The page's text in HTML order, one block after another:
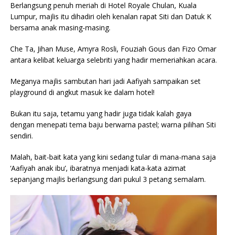
Berlangsung penuh meriah di Hotel Royale Chulan, Kuala
Lumpur, majlis itu dihadiri oleh kenalan rapat Siti dan Datuk K
bersama anak masing-masing.
Che Ta, Jihan Muse, Amyra Rosli, Fouziah Gous dan Fizo Omar
antara kelibat keluarga selebriti yang hadir memeriahkan acara.
Meganya majlis sambutan hari jadi Aafiyah sampaikan set
playground di angkut masuk ke dalam hotel!
Bukan itu saja, tetamu yang hadir juga tidak kalah gaya
dengan menepati tema baju berwarna pastel; warna pilihan Siti
sendiri.
Malah, bait-bait kata yang kini sedang tular di mana-mana saja
‘Aafiyah anak ibu’, ibaratnya menjadi kata-kata azimat
sepanjang majlis berlangsung dari pukul 3 petang semalam.